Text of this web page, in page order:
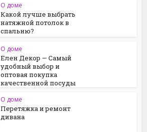
О доме
Какой лучше выбрать
натяжной потолок в
спальню?
О доме
Елен Декор — Самый
удобный выбор и
оптовая покупка
качественной посуды
О доме
Перетяжка и ремонт
дивана